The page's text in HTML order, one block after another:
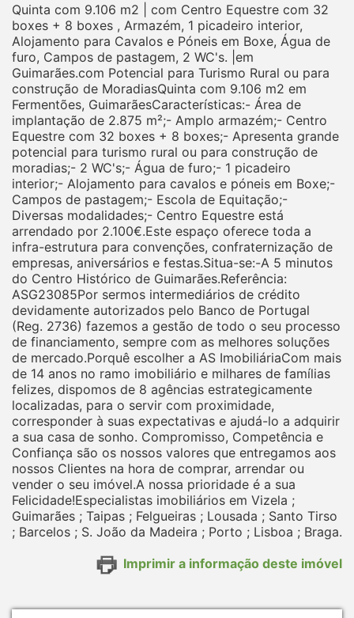
Quinta com 9.106 m2 | com Centro Equestre com 32
boxes + 8 boxes , Armazém, 1 picadeiro interior,
Alojamento para Cavalos e Póneis em Boxe, Água de
furo, Campos de pastagem, 2 WC's. |em
Guimarães.com Potencial para Turismo Rural ou para
construção de MoradiasQuinta com 9.106 m2 em
Fermentões, GuimarãesCaracterísticas:- Área de
implantação de 2.875 m²;- Amplo armazém;- Centro
Equestre com 32 boxes + 8 boxes;- Apresenta grande
potencial para turismo rural ou para construção de
moradias;- 2 WC's;- Água de furo;- 1 picadeiro
interior;- Alojamento para cavalos e póneis em Boxe;-
Campos de pastagem;- Escola de Equitação;-
Diversas modalidades;- Centro Equestre está
arrendado por 2.100€.Este espaço oferece toda a
infra-estrutura para convenções, confraternização de
empresas, aniversários e festas.Situa-se:-A 5 minutos
do Centro Histórico de Guimarães.Referência:
ASG23085Por sermos intermediários de crédito
devidamente autorizados pelo Banco de Portugal
(Reg. 2736) fazemos a gestão de todo o seu processo
de financiamento, sempre com as melhores soluções
de mercado.Porquê escolher a AS ImobiliáriaCom mais
de 14 anos no ramo imobiliário e milhares de famílias
felizes, dispomos de 8 agências estrategicamente
localizadas, para o servir com proximidade,
corresponder à suas expectativas e ajudá-lo a adquirir
a sua casa de sonho. Compromisso, Competência e
Confiança são os nossos valores que entregamos aos
nossos Clientes na hora de comprar, arrendar ou
vender o seu imóvel.A nossa prioridade é a sua
Felicidade!Especialistas imobiliários em Vizela ;
Guimarães ; Taipas ; Felgueiras ; Lousada ; Santo Tirso
; Barcelos ; S. João da Madeira ; Porto ; Lisboa ; Braga.
Imprimir a informação deste imóvel